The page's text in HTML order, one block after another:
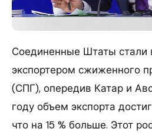
Соединенные Штаты
экспортером сжиженного
(СПГ), опередив Катар и
году объем экспорта
что на 15 % больше. Этот